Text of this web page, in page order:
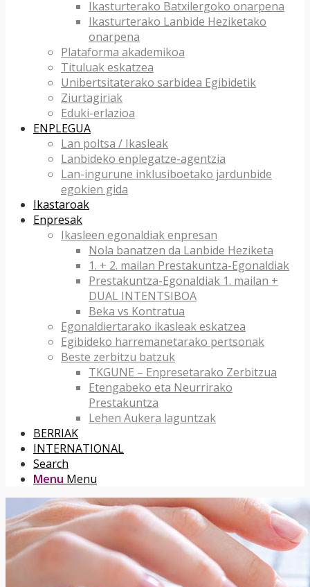
Ikasturterako Batxilergoko onarpena
Ikasturterako Lanbide Heziketako
onarpena
Plataforma akademikoa
Tituluak eskatzea
Unibertsitaterako sarbidea Egibidetik
Ziurtagiriak
Eduki-erlazioa
ENPLEGUA
Lan poltsa / Ikasleak
Lanbideko enplegatze-agentzia
Lan-ingurune inklusiboetako jardunbide
egokien gida
Ikastaroak
Enpresak
Ikasleen egonaldiak enpresan
Nola banatzen da Lanbide Heziketa
1. + 2. mailan Prestakuntza-Egonaldiak
Prestakuntza-Egonaldiak 1. mailan +
DUAL INTENTSIBOA
Beka vs Kontratua
Egonaldiertarako ikasleak eskatzea
Egibideko harremanetarako pertsonak
Beste zerbitzu batzuk
TKGUNE – Enpresetarako Zerbitzua
Etengabeko eta Neurrirako
Prestakuntza
Lehen Aukera laguntzak
BERRIAK
INTERNATIONAL
Search
Menu Menu